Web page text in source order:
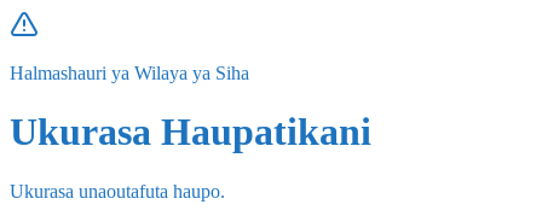
Halmashauri ya Wilaya ya Siha
Ukurasa Haupatikani
Ukurasa unaoutafuta haupo.